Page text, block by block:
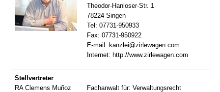
Theodor-Hanloser-Str. 1
78224 Singen
Tel: 07731-950933
Fax: 07731-950922
E-mail: kanzlei@zirlewagen.com
Internet: http://www.zirlewagen.com
Stellvertreter
RA Clemens Muñoz
Fachanwalt für: Verwaltungsrecht